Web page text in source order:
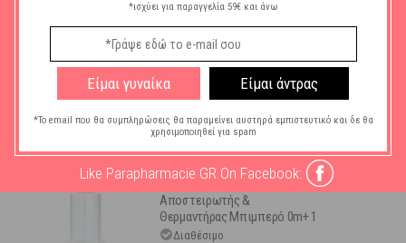
Θερμαντήρας &
Αποστειρωτής Μπιμπερό AC
148 1τμχ
Διαθέσιμο
60,65
ΣΤΟ ΚΑΛΑΘΙ
Chicco Ψηφιακός
Αποστειρωτής &
Θερμαντήρας Μπιμπερό 0m+ 1
τμχΔιαθέσιμο
*ισχύει για παραγγελία 59€ και άνω
Είμαι γυναίκα Είμαι άντρας
*Το email που θα συμπληρώσεις θα παραμείνει αυστηρά εμπιστευτικό και δε θα
χρησιμοποιηθεί για spam
Like Parapharmacie GR On Facebook: